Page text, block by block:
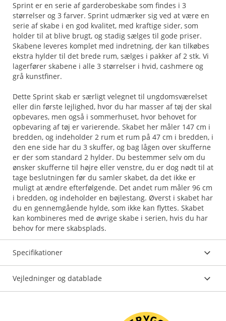
Sprint er en serie af garderobeskabe som findes i 3
størrelser og 3 farver. Sprint udmærker sig ved at være en
serie af skabe i en god kvalitet, med kraftige sider, som
holder til at blive brugt, og stadig sælges til gode priser.
Skabene leveres komplet med indretning, der kan tilkøbes
ekstra hylder til det brede rum, sælges i pakker af 2 stk. Vi
lagerfører skabene i alle 3 størrelser i hvid, cashmere og
grå kunstfiner.
Dette Sprint skab er særligt velegnet til ungdomsværelset
eller din første lejlighed, hvor du har masser af tøj der skal
opbevares, men også i sommerhuset, hvor behovet for
opbevaring af tøj er varierende. Skabet her måler 147 cm i
bredden, og indeholder 2 rum et rum på 47 cm i bredden, i
den ene side har du 3 skuffer, og bag lågen over skufferne
er der som standard 2 hylder. Du bestemmer selv om du
ønsker skufferne til højre eller venstre, du er dog nødt til at
tage beslutningen før du samler skabet, da det ikke er
muligt at ændre efterfølgende. Det andet rum måler 96 cm
i bredden, og indeholder en bøjlestang. Øverst i skabet har
du en gennemgående hylde, som ikke kan flyttes. Skabet
kan kombineres med de øvrige skabe i serien, hvis du har
Specifikationer
Vejledninger og datablade